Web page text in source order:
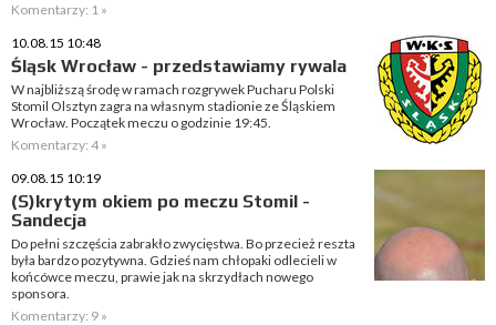
Komentarzy: 1 »
10.08.15 10:48
Śląsk Wrocław - przedstawiamy rywala
W najbliższą środę w ramach rozgrywek Pucharu Polski
Stomil Olsztyn zagra na własnym stadionie ze Śląskiem
Wrocław. Początek meczu o godzinie 19:45.
Komentarzy: 4 »
09.08.15 10:19
(S)krytym okiem po meczu Stomil -
Sandecja
Do pełni szczęścia zabrakło zwycięstwa. Bo przecież reszta
była bardzo pozytywna. Gdzieś nam chłopaki odlecieli w
końcówce meczu, prawie jak na skrzydłach nowego
sponsora.
Komentarzy: 9 »